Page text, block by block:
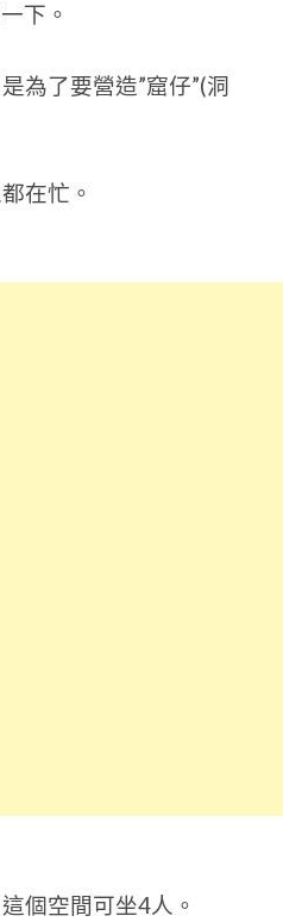
下。
為了要營造”窟仔”(洞
在忙。
個空間可坐4人。